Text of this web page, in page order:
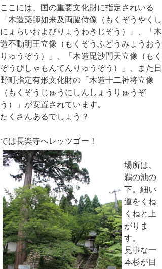
ここには、国の重要文化財に指定されいる
「木造薬師如来及両脇侍像（もくぞうやくし
にょらいおよびりょうわきじぞう）」、「木
造不動明王立像（もくぞうふどうみょうおう
りゅうぞう）」、「木造毘沙門天立像（もく
ぞうびしゃもんてんりゅうぞう）」、また日
野町指定有形文化財の「木造十二神将立像
（もくぞうじゅうにしんしょうりゅうぞ
う）」が安置されています。
たくさんあるでしょう？
では長楽寺へレッツゴー！
場所は、
鵜の池の
下。細い
道をくね
くねと上
がりま
す。
見事な一
本杉が目